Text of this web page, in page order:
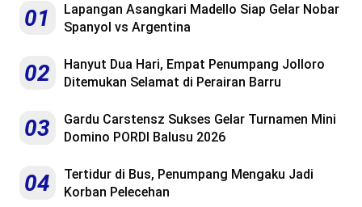
01
Lapangan Asangkari Madello Siap Gelar Nobar
Spanyol vs Argentina
02
Hanyut Dua Hari, Empat Penumpang Jolloro
Ditemukan Selamat di Perairan Barru
03
Gardu Carstensz Sukses Gelar Turnamen Mini
Domino PORDI Balusu 2026
04
Tertidur di Bus, Penumpang Mengaku Jadi
Korban Pelecehan